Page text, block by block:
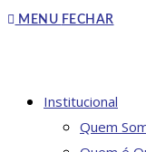
MENU FECHAR
Institucional
Quem